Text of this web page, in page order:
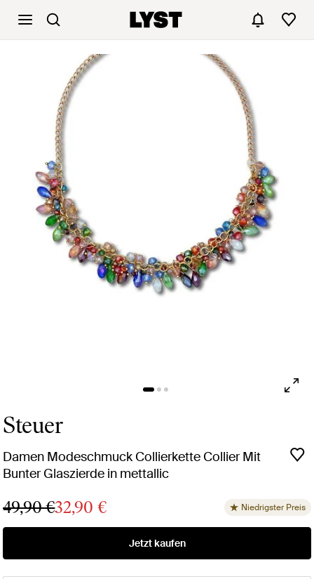
Steuer
Damen Modeschmuck Collierkette Collier Mit
Bunter Glaszierde in mettallic
49,90 €32,90 € Niedrigster Preis
Jetzt kaufen